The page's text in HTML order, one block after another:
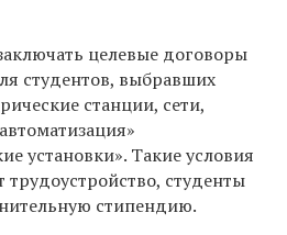
целевые договоры
студентов, выбравших
станции, сети,
установки». Такие условия
трудоустройство, студенты
стипендию.